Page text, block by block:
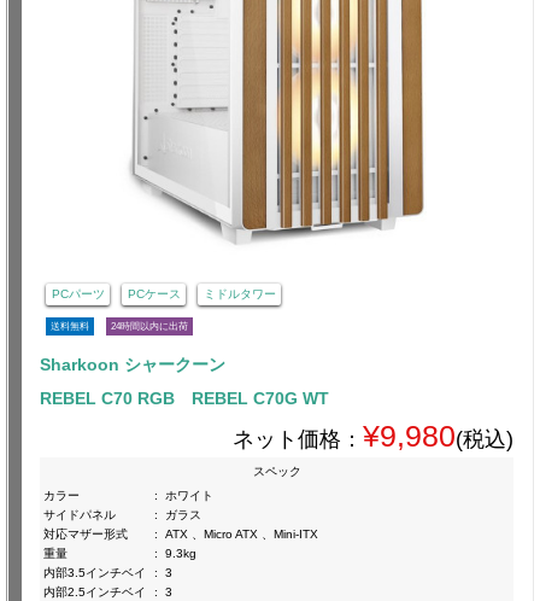
PCパーツ PCケース ミドルタワー
送料無料 24時間以内に出荷
Sharkoon シャークーン
REBEL C70 RGB REBEL C70G WT
ネット価格： ¥9,980(税込)
スペック
カラー
:
ホワイト
サイドパネル
:
ガラス
対応マザー形式
:
ATX 、Micro ATX 、Mini-ITX
重量
:
9.3kg
内部3.5インチベイ
:
3
内部2.5インチベイ
:
3